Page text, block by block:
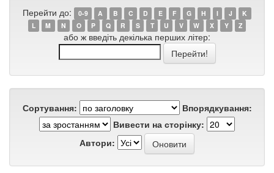
Перейти до: 0-9 A B C D E F G H I J
K
L
M N O P Q R S T U V W X Y Z
або ж введіть декілька перших літер:
Сортування:
Впорядкування:
Вивести на сторінку:
Автори: